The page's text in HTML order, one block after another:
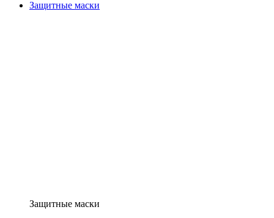
Защитные маски
Защитные маски